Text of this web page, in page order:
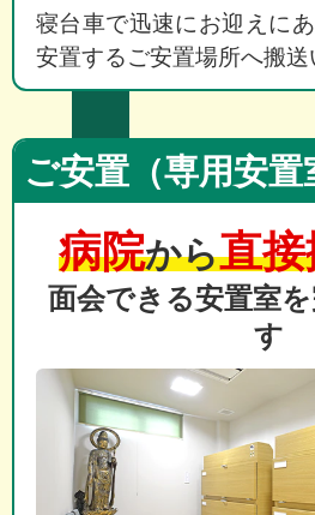
寝台車で迅速にお迎えに
安置するご安置場所へ搬送
ご安置（専用安置
病院から直
面会できる安置室
す